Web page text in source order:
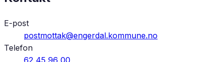
E-post
postmottak@engerdal.kommune.no
Telefon
62 45 96 00